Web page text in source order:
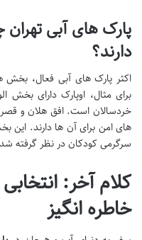
پارک های آبی تهران
دارند؟
اکثر پارک های آبی فعال، بخش
برای مثال، اوپارک دارای بخش
خردسالان است. افق هلان و
های امن برای آن ها دارند.
سرگرمی کودکان در نظر گرفته
کلام آخر:
خاطره انگیز